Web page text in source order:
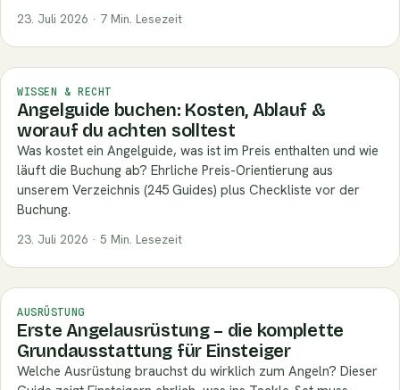
23. Juli 2026 · 7 Min. Lesezeit
WISSEN & RECHT
Angelguide buchen: Kosten, Ablauf &
worauf du achten solltest
Was kostet ein Angelguide, was ist im Preis enthalten und wie
läuft die Buchung ab? Ehrliche Preis-Orientierung aus
unserem Verzeichnis (245 Guides) plus Checkliste vor der
Buchung.
23. Juli 2026 · 5 Min. Lesezeit
AUSRÜSTUNG
Erste Angelausrüstung – die komplette
Grundausstattung für Einsteiger
Welche Ausrüstung brauchst du wirklich zum Angeln? Dieser